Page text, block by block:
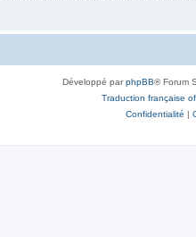
Développé parphpBB® Forum
Traduction française
Confidentialité |